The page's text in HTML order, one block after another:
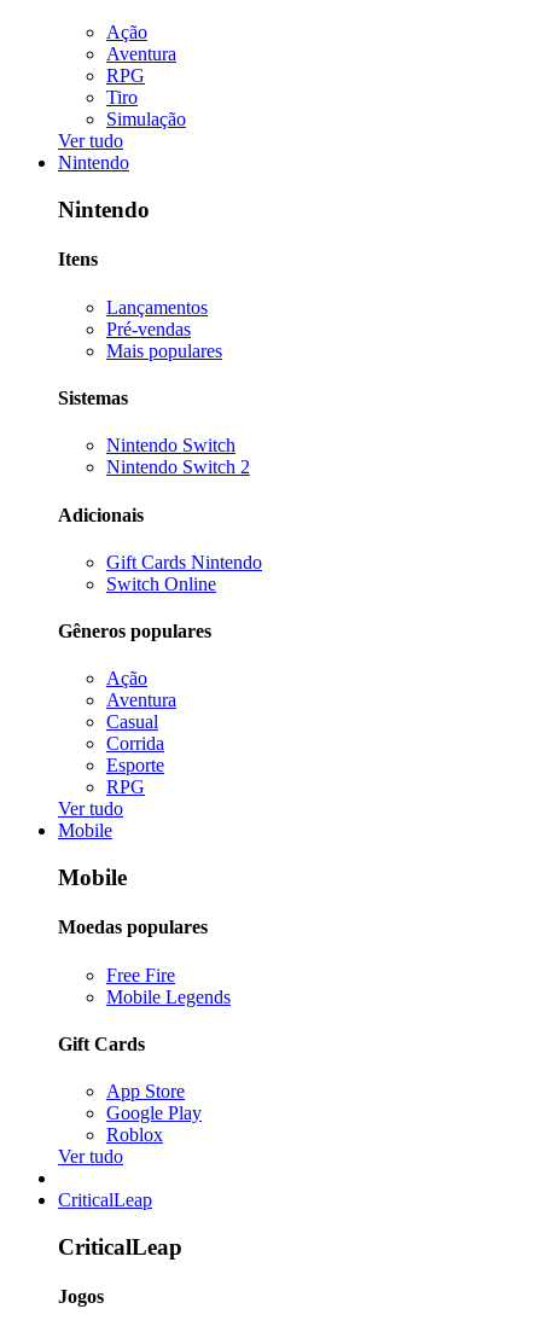
Ação
Aventura
RPG
Tiro
Simulação
Ver tudo
Nintendo
Nintendo
Itens
Lançamentos
Pré-vendas
Mais populares
Sistemas
Nintendo Switch
Nintendo Switch 2
Adicionais
Gift Cards Nintendo
Switch Online
Gêneros populares
Ação
Aventura
Casual
Corrida
Esporte
RPG
Ver tudo
Mobile
Mobile
Moedas populares
Free Fire
Mobile Legends
Gift Cards
App Store
Google Play
Roblox
Ver tudo
CriticalLeap
CriticalLeap
Jogos